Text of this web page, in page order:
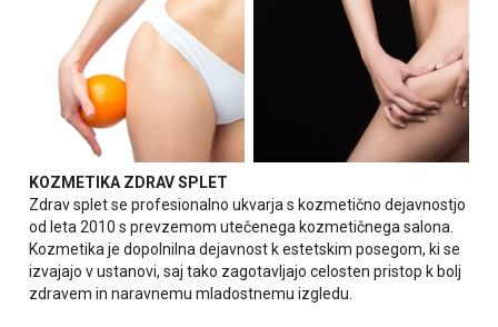
KOZMETIKA ZDRAV SPLET
Zdrav splet se profesionalno ukvarja s kozmetično dejavnostjo
od leta 2010 s prevzemom utečenega kozmetičnega salona.
Kozmetika je dopolnilna dejavnost k estetskim posegom, ki se
izvajajo v ustanovi, saj tako zagotavljajo celosten pristop k bolj
zdravem in naravnemu mladostnemu izgledu.